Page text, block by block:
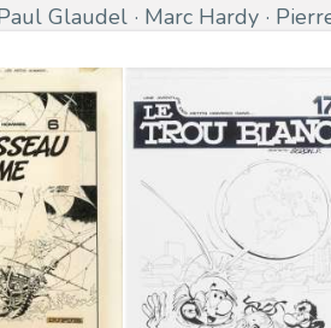
Glaudel Marc Hardy